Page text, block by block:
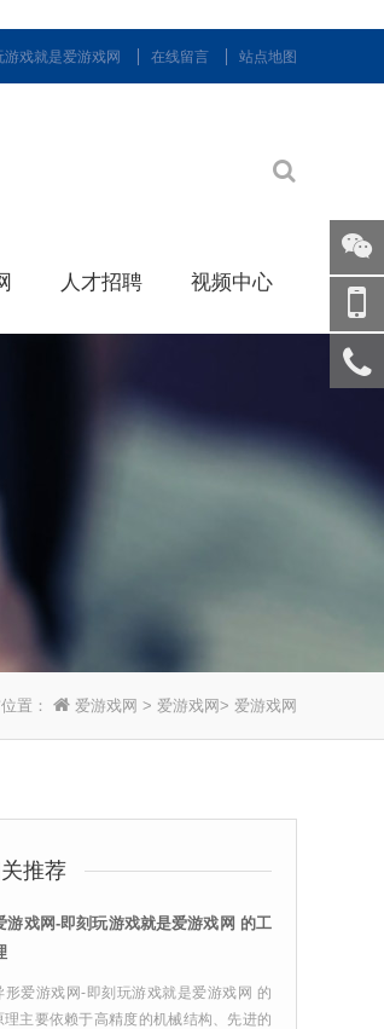
戏就是爱游戏网 在线留言 站点地图
人才招聘 视频中心
置： 爱游戏网 > 爱游戏网> 爱游戏网
推荐
游戏网-即刻玩游戏就是爱游戏网 的工
游戏网-即刻玩游戏就是爱游戏网 的
理主要依赖于高精度的机械结构、先进的
关注
微信
手机
访问
顶部